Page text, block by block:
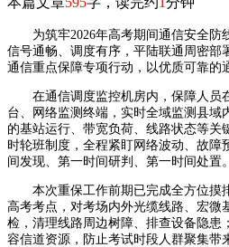
为筑牢2026年高考期间通信安全防
信号通畅、调度有序，平陆联通周密部
通信重点保障专项行动，以优质可靠的
在通信调度监控机房内，保障人员
台、网络监测终端，实时全域监测县域
的基站运行、带宽负荷、线路状态等关
时轮班制度，全程紧盯网络波动、故障
间发现、第一时间研判、第一时间处置。
本次重保工作前期已完成全方位摸
高考考点，对考场内外光缆线路、宏微
检，清理线路周边树障、排查设备隐患
容信道资源，防止考试时段人群聚集带